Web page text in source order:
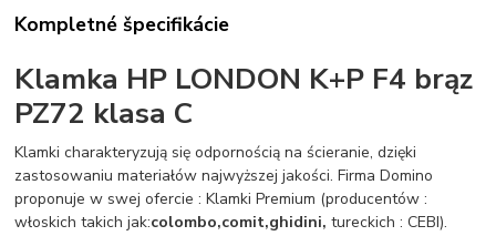
Kompletné špecifikácie
Klamka HP LONDON K+P F4 brąz
PZ72 klasa C
Klamki charakteryzują się odpornością na ścieranie, dzięki
zastosowaniu materiałów najwyższej jakości. Firma Domino
proponuje w swej ofercie : Klamki Premium (producentów :
włoskich takich jak:colombo,comit,ghidini, tureckich : CEBI).